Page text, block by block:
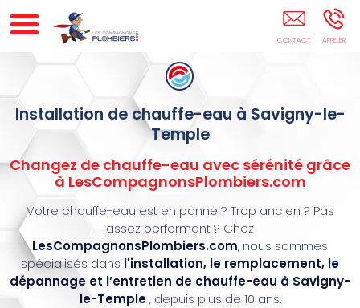
Artisan Plombier Certifié Savigny-Le-Temple
Installation de chauffe-eau à Savigny-le-
Temple
Changez de chauffe-eau avec sérénité grâce
à LesCompagnonsPlombiers.com
Votre chauffe-eau est en panne ? Trop ancien ? Pas
assez performant ? Chez
LesCompagnonsPlombiers.com, nous sommes
spécialisés dans l'installation, le remplacement, le
dépannage et l’entretien de chauffe-eau à Savigny-
le-Temple, depuis plus de 10 ans.